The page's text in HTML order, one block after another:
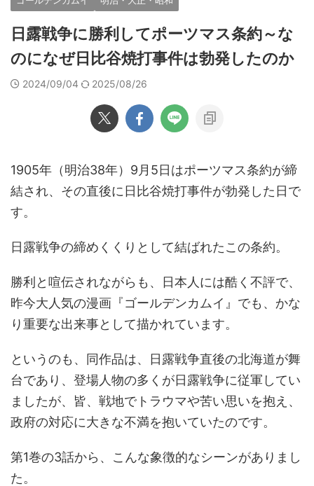
日露戦争に勝利してポーツマス条約～な
のになぜ日比谷焼打事件は勃発したのか
2024/09/04 2025/08/26
1905年（明治38年）9月5日はポーツマス条約が締
結され、その直後に日比谷焼打事件が勃発した日で
す。
日露戦争の締めくくりとして結ばれたこの条約。
勝利と喧伝されながらも、日本人には酷く不評で、
昨今大人気の漫画『ゴールデンカムイ 』でも、かな
り重要な出来事として描かれています。
というのも、同作品は、日露戦争直後の北海道が舞
台であり、登場人物の多くが日露戦争に従軍してい
ましたが、皆、戦地でトラウマや苦い思いを抱え、
政府の対応に大きな不満を抱いていたのです。
第1巻の3話から、こんな象徴的なシーンがありまし
た。